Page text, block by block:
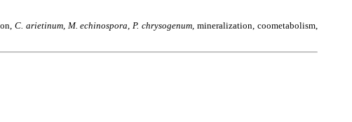
C. arietinum, M. echinospora, P. chrysogenum, mineralization, coometabolism,